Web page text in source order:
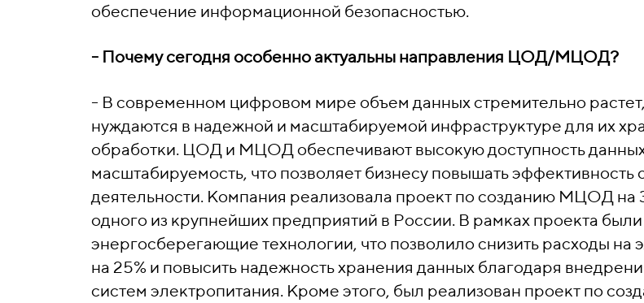
обеспечение информационной безопасностью.
- Почему сегодня особенно актуальны направления ЦОД/МЦОД?
- В современном цифровом мире объем данных стремительно
нуждаются в надежной и масштабируемой инфраструктуре для их
обработки. ЦОД и МЦОД обеспечивают высокую доступность
масштабируемость, что позволяет бизнесу повышать эффективность
деятельности. Компания реализовала проект по созданию МЦОД на
одного из крупнейших предприятий в России. В рамках проекта
энергосберегающие технологии, что позволило снизить расходы на
на 25% и повысить надежность хранения данных благодаря
систем электропитания. Кроме этого, был реализован проект по